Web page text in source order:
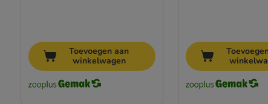
Toevoegen aan
winkelwagen